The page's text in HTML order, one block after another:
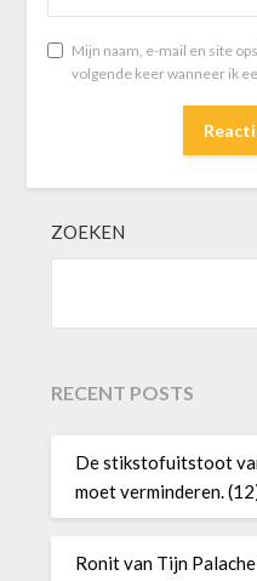
Mijn naam, e-mail en site
volgende keer wanneer ik
ZOEKEN
RECENT POSTS
De stikstofuitstoot
moet verminderen.
Ronit van Tijn